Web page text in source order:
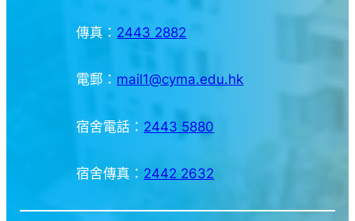
傳真： 2443 2882
電郵： mail1@cyma.edu.hk
宿舍電話： 2443 5880
宿舍傳真： 2442 2632